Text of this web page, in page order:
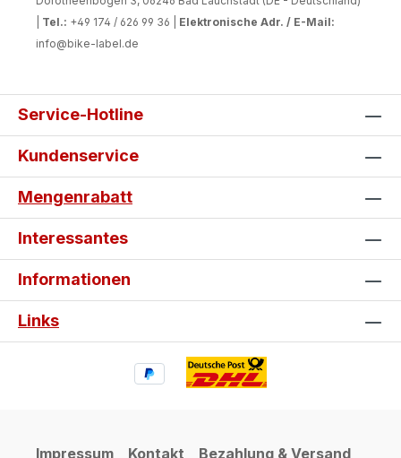
Tel.: +49 174 / 626 99 36 | Elektronische Adr. / E-Mail:
info@bike-label.de
Service-Hotline
Kundenservice
Mengenrabatt
Interessantes
Informationen
Links
Impressum Kontakt Bezahlung & Versand